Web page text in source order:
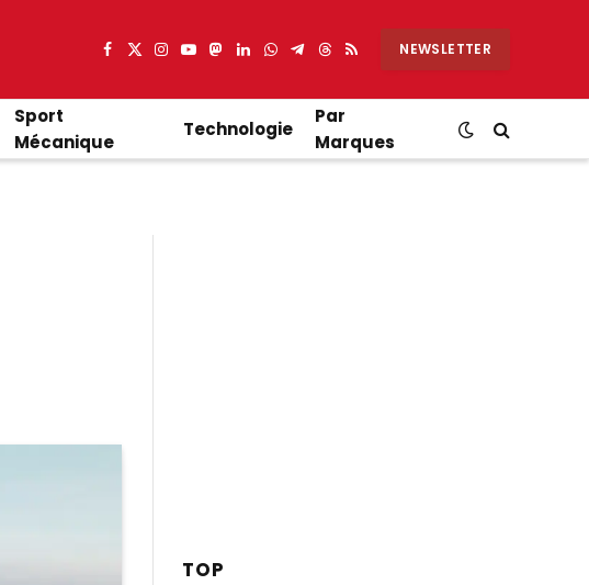
Facebook
X
Instagram
YouTube
Mastodon
LinkedIn
WhatsApp
Partager
Telegram
Threads
RSS NEWSLETTER
Sport
Mécanique
Technologie
Par
Marques
TOP